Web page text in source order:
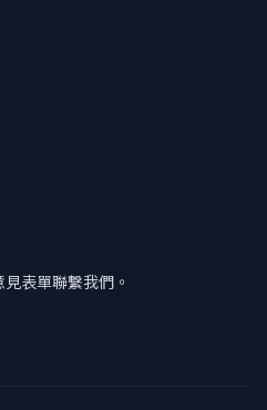
表單聯繫我們。